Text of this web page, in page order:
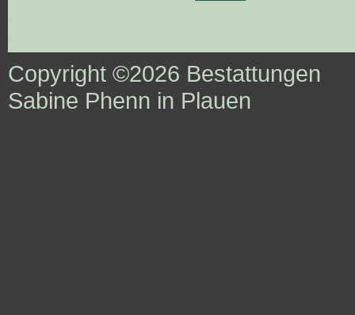
Copyright ©2026 Bestattungen
Sabine Phenn in Plauen